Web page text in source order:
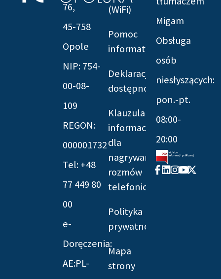
76,
45-758
Opole
NIP: 754-
00-08-
109
REGON:
000001732
Tel: +48
77 449 80
00
e-
Doręczenia:
AE:PL-
(WiFi)
Pomoc
informatyczna
Deklaracja
dostępności
Klauzula
informacyjna
dla
nagrywania
rozmów
telefonicznych
Polityka
prywatności
Mapa
strony
Migam
Obsługa
osób
niesłyszących:
pon.-pt.
08:00-
20:00
Facebook-
f
Linkedin
Instagram
Youtube
X-